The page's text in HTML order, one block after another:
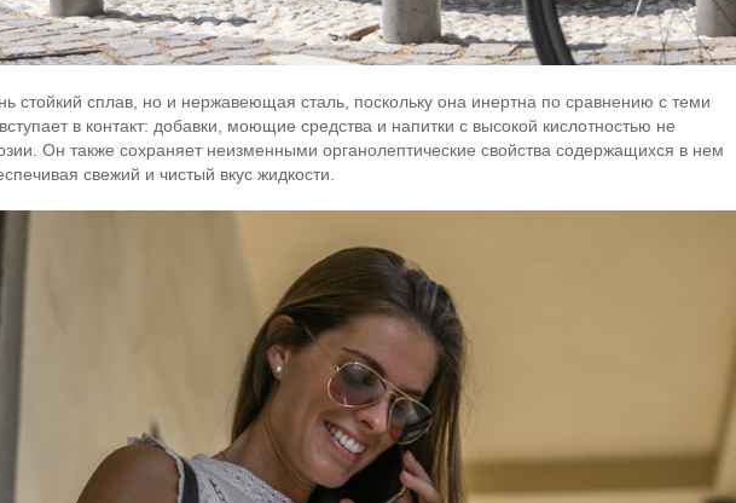
стойкий сплав, но и нержавеющая сталь, поскольку она инертна по сравнению с теми
в контакт: добавки, моющие средства и напитки с высокой кислотностью не
Он также сохраняет неизменными органолептические свойства содержащихся в нем
свежий и чистый вкус жидкости.